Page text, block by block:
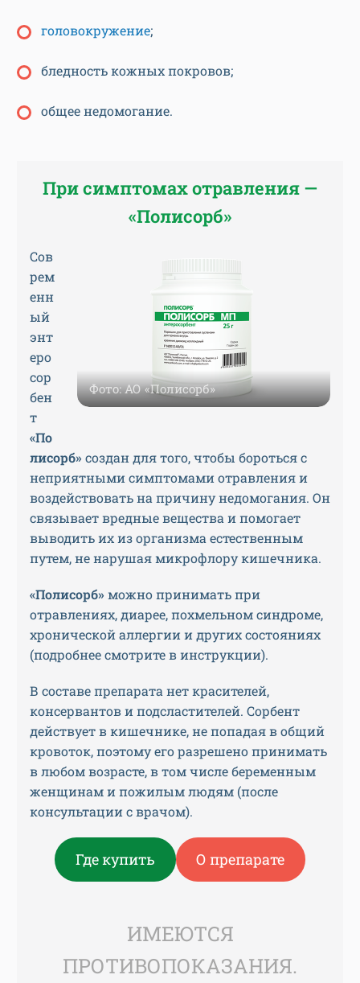
головокружение;
бледность кожных покровов;
общее недомогание.
При симптомах отравления —
«Полисорб»
Фото: АО «Полисорб»
Сов
рем
енн
ый
энт
еро
сор
бен
т
«По
лисорб» создан для того, чтобы бороться с
неприятными симптомами отравления и
воздействовать на причину недомогания. Он
связывает вредные вещества и помогает
выводить их из организма естественным
путем, не нарушая микрофлору кишечника.
«Полисорб» можно принимать при
отравлениях, диарее, похмельном синдроме,
хронической аллергии и других состояниях
(подробнее смотрите в инструкции).
В составе препарата нет красителей,
консервантов и подсластителей. Сорбент
действует в кишечнике, не попадая в общий
кровоток, поэтому его разрешено принимать
в любом возрасте, в том числе беременным
женщинам и пожилым людям (после
консультации с врачом).
Где купить О препарате
ИМЕЮТСЯ
ПРОТИВОПОКАЗАНИЯ.